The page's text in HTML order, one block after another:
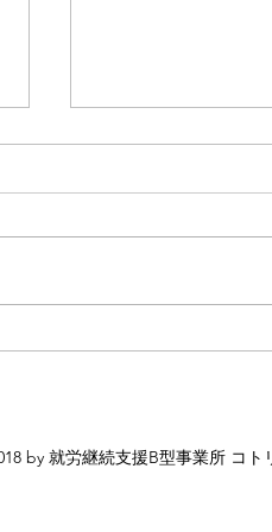
by 就労継続支援B型事業所 コ